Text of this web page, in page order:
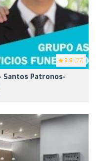
3.8 (27)
Santos Patronos-